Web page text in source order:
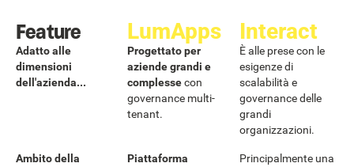
Feature
Adatto alle
dimensioni
dell'azienda...
LumApps
Progettato per
aziende grandi e
complessecon
governance multi-
tenant.
Interact
È alle prese con le
esigenze di
scalabilità e
governance delle
grandi
organizzazioni.
Ambito della
Piattaforma
Principalmente una